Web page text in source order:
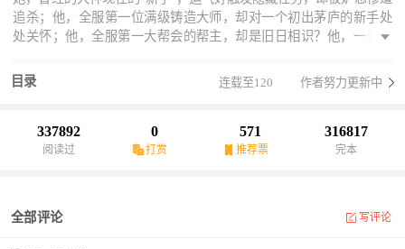
追杀；他，全服第一位满级铸造大师，却对一个初出茅庐的新手处
处关怀；他，全服第一大帮会的帮主，却是旧日相识？他，一夕之
之武林风云，众多大神齐聚一堂，且看真假小白女主如何找到属于
自己的那份温暖~这是一个有关等待与圈套的故事；这是一个有关伪
中成为门对门的邻居，一次又一次的遇见，是巧合？还是预谋？其
实就是轻松小白文一篇~不费脑力欢乐阅读之良品。
目录 连载至120 作者努力更新中
337892
阅读过
0
打赏
571
推荐票
316817
完本
全部评论 写评论